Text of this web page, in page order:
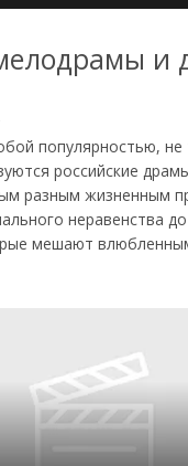
и
популярностью, не
российские
разным жизненным
неравенства
мешают